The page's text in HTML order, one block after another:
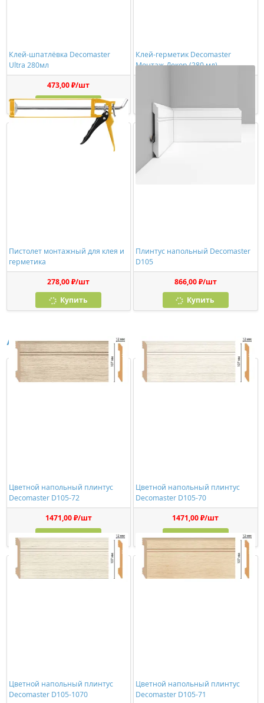
Клей-шпатлёвка Decomaster
Ultra 280мл
473,00 ₽/шт
Купить
Клей-герметик Decomaster
Монтаж-Декор (280 мл)
Пистолет монтажный для клея и
герметика
278,00 ₽/шт
Купить
Плинтус напольный Decomaster
D105
866,00 ₽/шт
Купить
Аналоги
Цветной напольный плинтус
Decomaster D105-72
1471,00 ₽/шт
Купить
Цветной напольный плинтус
Decomaster D105-70
1471,00 ₽/шт
Купить
Цветной напольный плинтус
Decomaster D105-1070
Цветной напольный плинтус
Decomaster D105-71